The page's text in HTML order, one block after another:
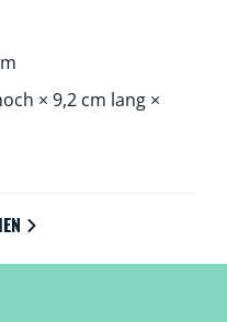
× 9,2 cm lang ×